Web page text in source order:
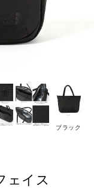
ブラック
ェイス